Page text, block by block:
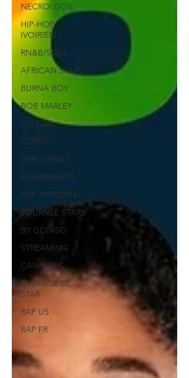
NECROLOGIE
HIP-HOP
IVOIRIEN
RN&B/SOUL
AFRICAN STARS
BURNA BOY
BOB MARLEY
FESTIVAL
CLASH
AFRO BEATS
EVENEMENTS
RAP AFRICAIN
TOURNEE STARS
BY GONGO
STREAMING
CANNABIS
MARIAGE DE
STAR
RAP US
RAP FR